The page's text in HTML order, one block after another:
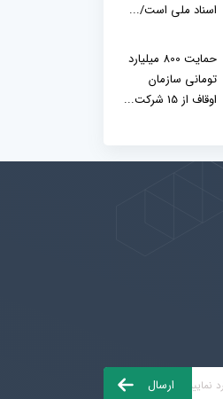
اسناد ملی است/...
حمایت 800 میلیارد
تومانی سازمان
اوقاف از 15 شرکت...